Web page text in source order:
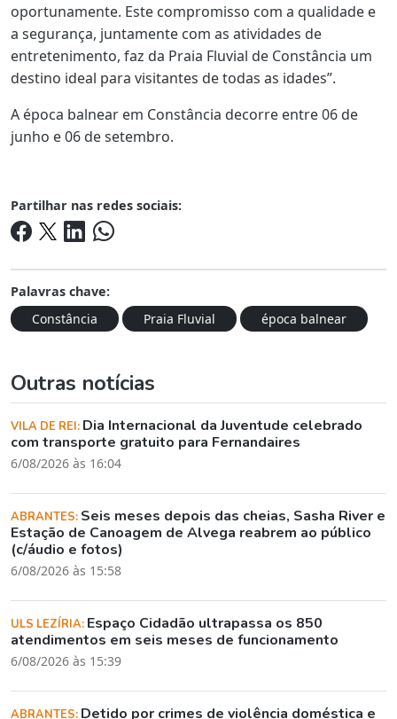
oportunamente. Este compromisso com a qualidade e
a segurança, juntamente com as atividades de
entretenimento, faz da Praia Fluvial de Constância um
destino ideal para visitantes de todas as idades”.
A época balnear em Constância decorre entre 06 de
junho e 06 de setembro.
Partilhar nas redes sociais:
Palavras chave:
Constância
Praia Fluvial época balnear
Outras notícias
VILA DE REI: Dia Internacional da Juventude celebrado
com transporte gratuito para Fernandaires
6/08/2026 às 16:04
ABRANTES: Seis meses depois das cheias, Sasha River e
Estação de Canoagem de Alvega reabrem ao público
(c/áudio e fotos)
6/08/2026 às 15:58
ULS LEZÍRIA: Espaço Cidadão ultrapassa os 850
atendimentos em seis meses de funcionamento
6/08/2026 às 15:39
ABRANTES: Detido por crimes de violência doméstica e